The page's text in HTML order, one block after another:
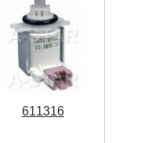
611316